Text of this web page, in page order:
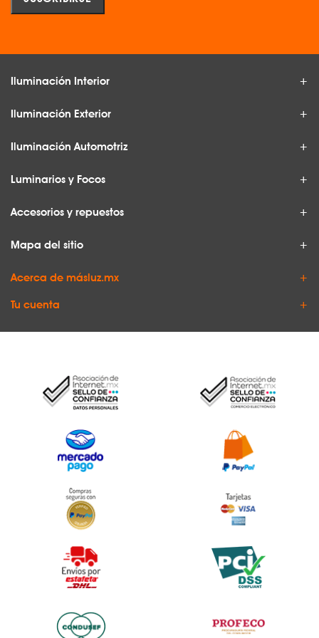
Iluminación Interior
Iluminación Exterior
Iluminación Automotriz
Luminarios y Focos
Accesorios y repuestos
Mapa del sitio
Acerca de másluz.mx
Tu cuenta